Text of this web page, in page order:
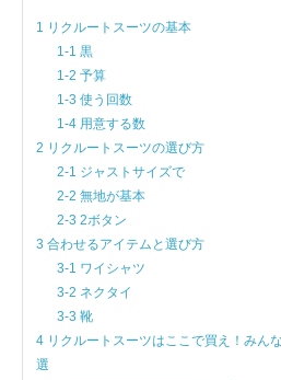
1 リクルートスーツの基本
1-1 黒
1-2 予算
1-3 使う回数
1-4 用意する数
2 リクルートスーツの選び方
2-1 ジャストサイズで
2-2 無地が基本
2-3 2ボタン
3 合わせるアイテムと選び方
3-1 ワイシャツ
3-2 ネクタイ
3-3 靴
4 リクルートスーツはここで買え！みん
選